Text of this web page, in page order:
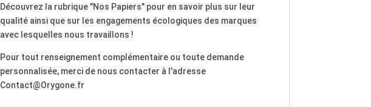
Découvrez la rubrique "Nos Papiers" pour en savoir plus sur leur
qualité ainsi que sur les engagements écologiques des marques
avec lesquelles nous travaillons !
Pour tout renseignement complémentaire ou toute demande
personnalisée, merci de nous contacter à l'adresse
Contact@Orygone.fr